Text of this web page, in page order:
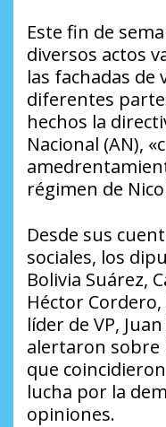
Este fin de
diversos actos
las fachadas
diferentes
hechos la
Nacional (AN),
régimen de
Desde sus
sociales, los
Bolivia Suárez,
Héctor
líder de VP,
alertaron sobre
que
lucha por la
opiniones.